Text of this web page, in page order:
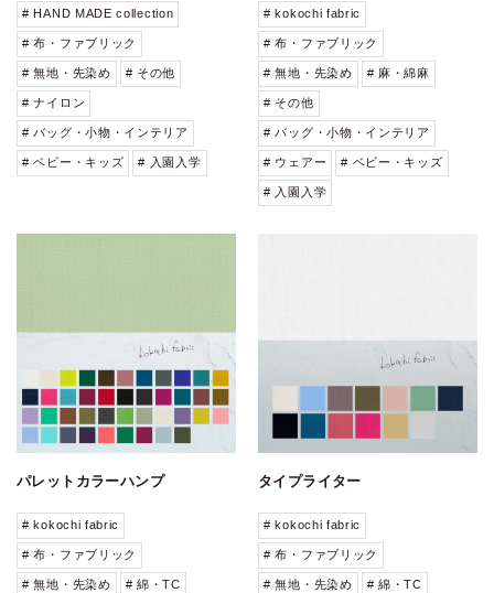
# HAND MADE collection
# 布・ファブリック
# 無地・先染め # その他
# ナイロン
# バッグ・小物・インテリア
# ベビー・キッズ # 入園入学
# kokochi fabric
# 布・ファブリック
# 無地・先染め # 麻・綿麻
# その他
# バッグ・小物・インテリア
# ウェアー # ベビー・キッズ
# 入園入学
パレットカラーハンプ
# kokochi fabric
# 布・ファブリック
# 無地・先染め # 綿・TC
タイプライター
# kokochi fabric
# 布・ファブリック
# 無地・先染め # 綿・TC